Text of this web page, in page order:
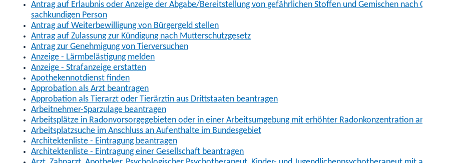
Antrag auf Erlaubnis oder Anzeige der Abgabe/Bereitstellung von gefährlichen Stoffen und Gemischen nach
sachkundigen Person
Antrag auf Weiterbewilligung von Bürgergeld stellen
Antrag auf Zulassung zur Kündigung nach Mutterschutzgesetz
Antrag zur Genehmigung von Tierversuchen
Anzeige - Lärmbelästigung melden
Anzeige - Strafanzeige erstatten
Apothekennotdienst finden
Approbation als Arzt beantragen
Approbation als Tierarzt oder Tierärztin aus Drittstaaten beantragen
Arbeitnehmer-Sparzulage beantragen
Arbeitsplätze in Radonvorsorgegebieten oder in einer Arbeitsumgebung mit erhöhter Radonkonzentration anmelden
Arbeitsplatzsuche im Anschluss an Aufenthalte im Bundesgebiet
Architektenliste - Eintragung beantragen
Architektenliste - Eintragung einer Gesellschaft beantragen